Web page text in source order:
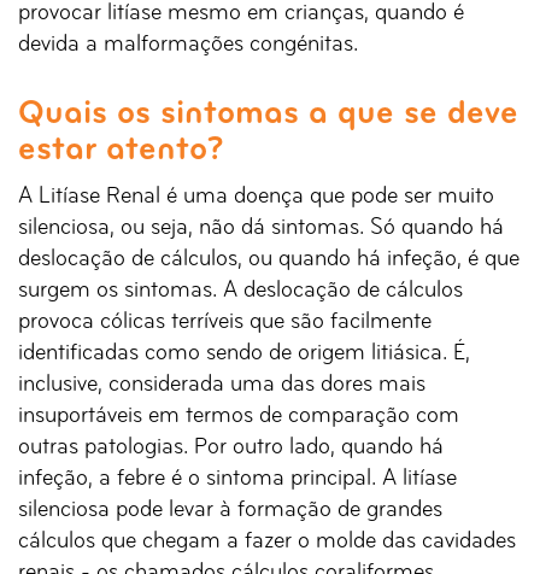
provocar litíase mesmo em crianças, quando é
devida a malformações congénitas.
Quais os sintomas a que se deve
estar atento?
A Litíase Renal é uma doença que pode ser muito
silenciosa, ou seja, não dá sintomas. Só quando há
deslocação de cálculos, ou quando há infeção, é que
surgem os sintomas. A deslocação de cálculos
provoca cólicas terríveis que são facilmente
identificadas como sendo de origem litiásica. É,
inclusive, considerada uma das dores mais
insuportáveis em termos de comparação com
outras patologias. Por outro lado, quando há
infeção, a febre é o sintoma principal. A litíase
silenciosa pode levar à formação de grandes
cálculos que chegam a fazer o molde das cavidades